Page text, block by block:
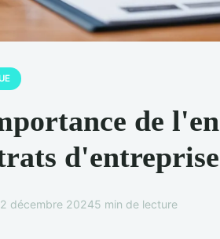
de
d'entreprise
2 décembre 20245 min de lecture